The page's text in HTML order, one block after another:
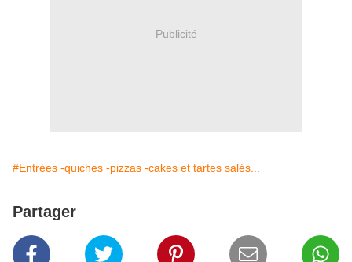
Publicité
#Entrées -quiches -pizzas -cakes et tartes salés...
Partager